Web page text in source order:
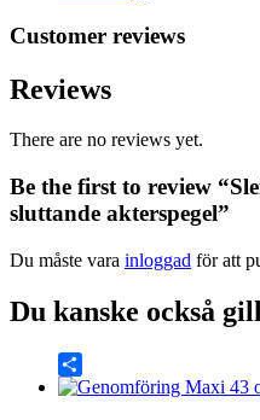
Customer reviews
Reviews
There are no reviews yet.
Be the first to review
sluttande akterspegel”
Du måste vara inloggad för att
Du kanske också
Share